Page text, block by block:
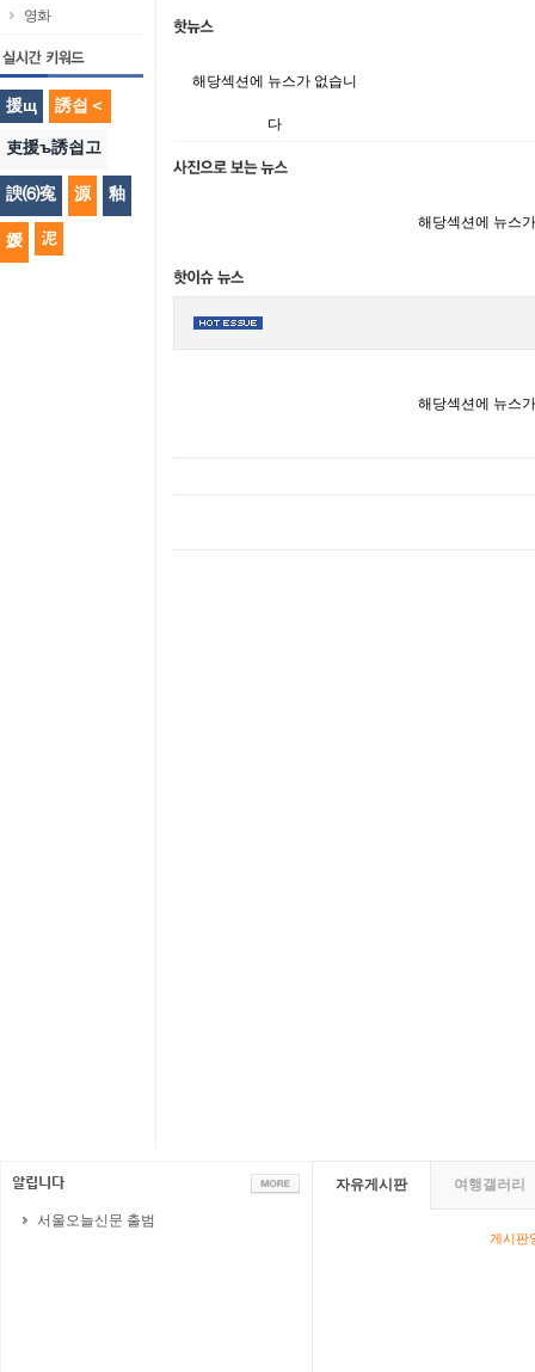
영화
援щ 誘쇱＜
吏援ъ誘쇱고
諛⑹寃 源 釉
媛 泥
해당섹션에 뉴스가 없습니
다
해당섹션에 뉴스
해당섹션에 뉴스
서울오늘신문 출범
자유게시판 여행갤러리
게시판